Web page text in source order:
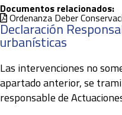
Documentos relacionados:
Ordenanza Deber
Declaración
urbanísticas
Las intervenciones no
apartado anterior, se
responsable de